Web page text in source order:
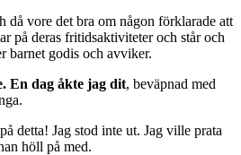
då vore det bra om någon förklarade att
på deras fritidsaktiviteter och står och
barnet godis och avviker.
En dag åkte jag dit, beväpnad med
detta! Jag stod inte ut. Jag ville prata
höll på med.